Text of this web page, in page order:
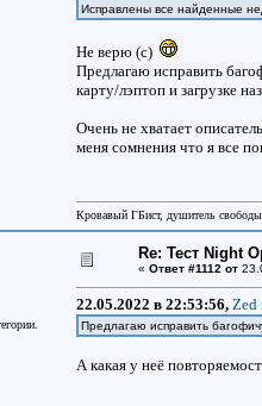
Исправлены все найденные
Не верю (с)
Предлагаю исправить
карту/лэптоп и загрузке
Очень не хватает
меня сомнения что я все
Кровавый ГБист, душитель свободы.
Re: Тест Night
« Ответ #1112 от
22.05.2022 в 22:53:56, Zed
Предлагаю исправить
А какая у неё